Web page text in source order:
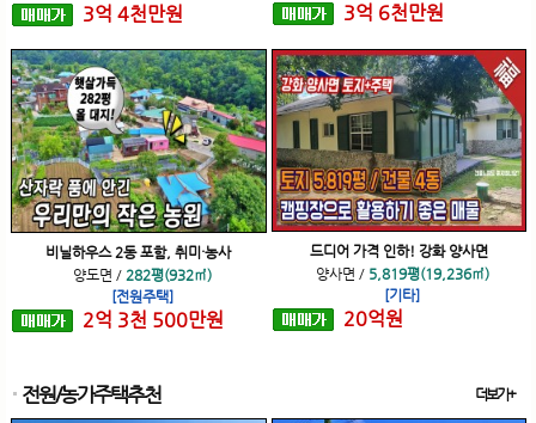
3억 4천만원 3억 6천만원
비닐하우스 2동 포함, 취미·농사
양도면 / 282평(932㎡)
[전원주택]
2억 3천 500만원
드디어 가격 인하! 강화 양사면
양사면 / 5,819평(19,236㎡)
[기타]
20억원
전원/농가주택추천 더보기+